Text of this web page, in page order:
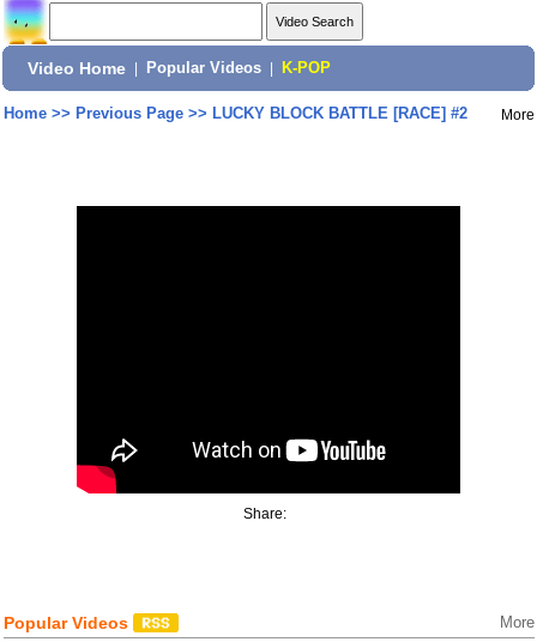
Video Home Popular Videos K-POP
Home>> Previous Page>> LUCKY BLOCK BATTLE [RACE] #2 More
Share:
Popular Videos More